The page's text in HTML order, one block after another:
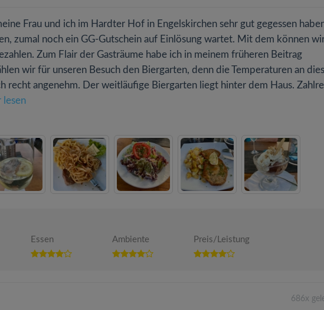
Frau und ich im Hardter Hof in Engelskirchen sehr gut gegessen
zumal noch ein GG-Gutschein auf Einlösung wartet. Mit dem können
Zum Flair der Gasträume habe ich in meinem früheren Beitrag
wir für unseren Besuch den Biergarten, denn die Temperaturen an
recht angenehm. Der weitläufige Biergarten liegt hinter dem Haus.
lesen
Essen Ambiente Preis/Leistung
686x